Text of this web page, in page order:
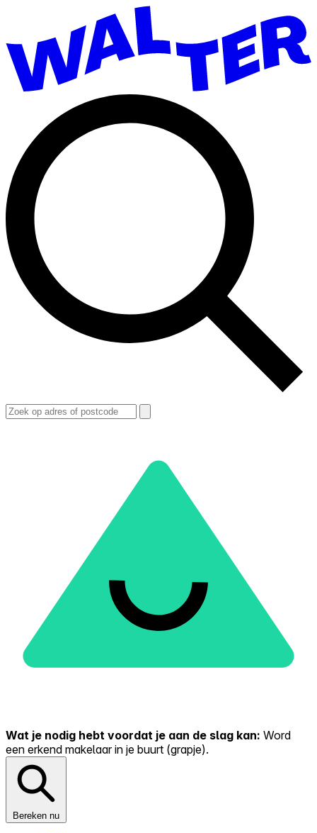
Wat je nodig hebt voordat je aan de slag kan: Word
een erkend makelaar in je buurt (grapje).
Bereken nu